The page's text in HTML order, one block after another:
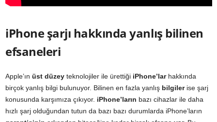
iPhone şarjı hakkında yanlış bilinen
efsaneleri
Apple’ın üst düzey teknolojiler ile ürettiği iPhone’larhakkında
birçok yanlış bilgi bulunuyor. Bilinen en fazla yanlış bilgilerise şarj
konusunda karşımıza çıkıyor. iPhone’ların bazı cihazlar ile daha
hızlı şarj olduğundan tutun da bazı bazı durumlarda iPhone’ların